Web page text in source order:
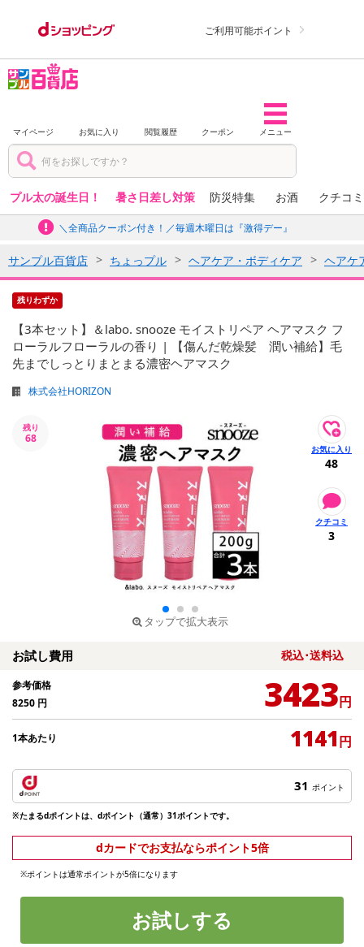
ご利用可能ポイント
マイページ お気に入り 閲覧履歴 クーポン メニュー
プル太の誕生日！ 暑さ日差し対策 防災特集 お酒 クチコ
＼全商品クーポン付き！／毎週木曜日は『激得デー』
サンプル百貨店 ちょっプル ヘアケア・ボディケア ヘアケ
残りわずか
【3本セット】＆labo. snooze モイストリペア ヘアマスク フ
ローラルフローラルの香り | 【傷んだ乾燥髪 潤い補給】毛
先までしっとりまとまる濃密ヘアマスク
株式会社HORIZON
残り
68
タップで拡大表示
48
3
お試し費用 税込･送料込
参考価格
8250 円 3423円
1本あたり 1141円
31 ポイント
※たまるdポイントは、dポイント（通常）31ポイントです。
dカードでお支払ならポイント5倍
※ポイントは通常ポイントが5倍になります
お試しする